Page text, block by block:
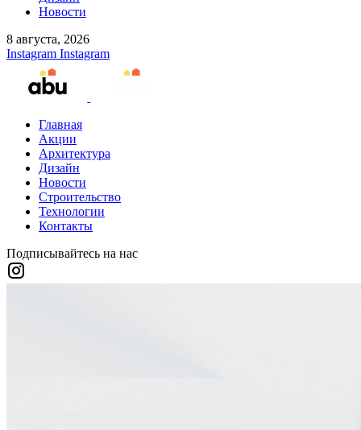
Новости
8 августа, 2026
Instagram Instagram
Главная
Акции
Архитектура
Дизайн
Новости
Строительство
Технологии
Контакты
Подписывайтесь на нас